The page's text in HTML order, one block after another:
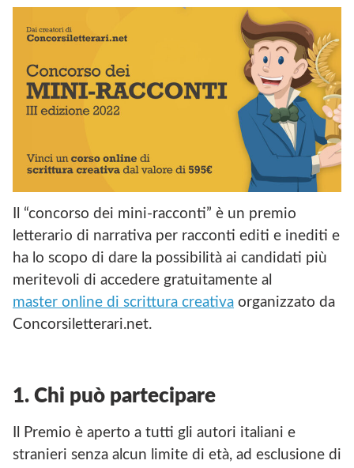
Il “concorso dei mini-racconti” è un premio
letterario di narrativa per racconti editi e inediti e
ha lo scopo di dare la possibilità ai candidati più
meritevoli di accedere gratuitamente al
master online di scrittura creativa organizzato da
Concorsiletterari.net.
1. Chi può partecipare
Il Premio è aperto a tutti gli autori italiani e
stranieri senza alcun limite di età, ad esclusione di